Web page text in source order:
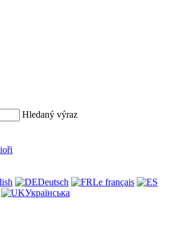
Hledaný výraz
Deutsch
Le français
Українська